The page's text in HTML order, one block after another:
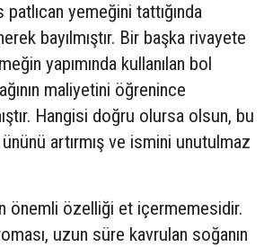
patlıcan yemeğini tattığında
bayılmıştır. Bir başka rivayete
yapımında kullanılan bol
maliyetini öğrenince
Hangisi doğru olursa olsun, bu
artırmış ve ismini unutulmaz
önemli özelliği et içermemesidir.
uzun süre kavrulan soğanın